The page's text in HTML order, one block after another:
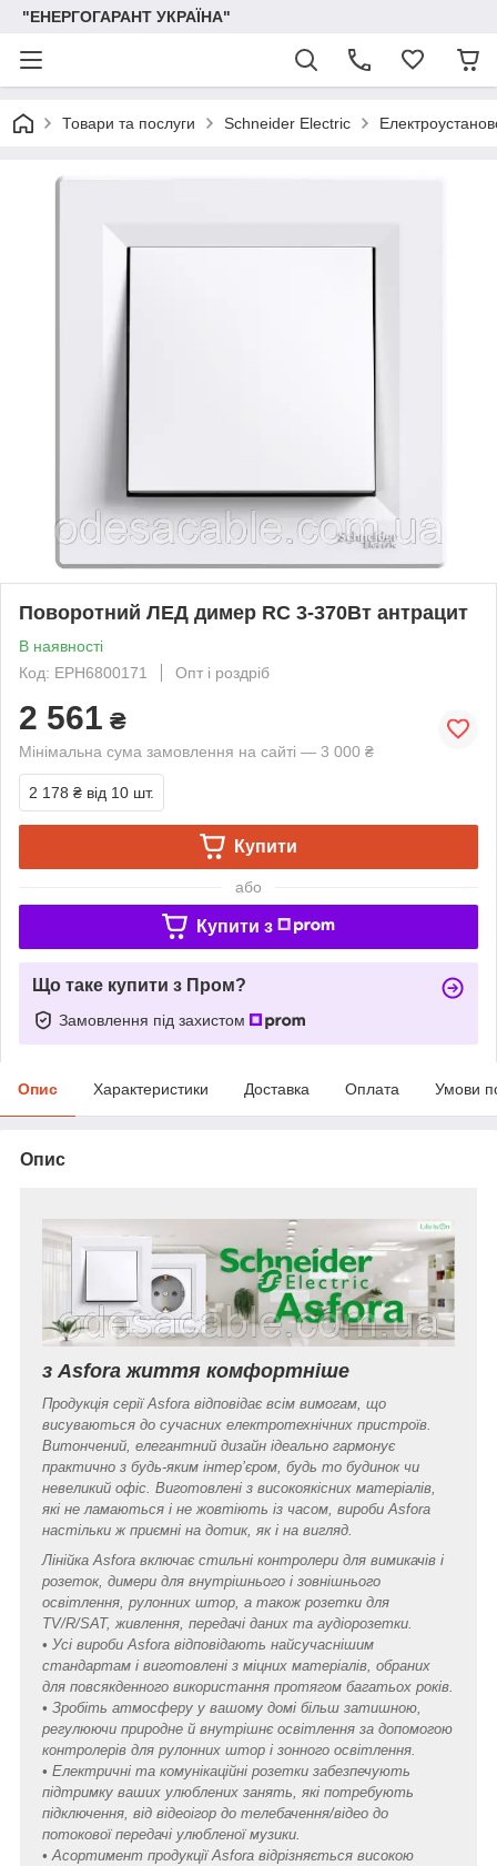
"ЕНЕРГОГАРАНТ УКРАЇНА"
Товари та послуги Schneider Electric
Поворотний ЛЕД димер RC 3-370Вт антрацит
В наявності
Код: EPH6800171
Опт і роздріб
2 561 ₴
Мінімальна сума замовлення на сайті — 3 000 ₴
2 178 ₴ від 10 шт.
Купити
або
Купити з
Що таке купити з Пром?
Замовлення під захистом
Опис Характеристики Доставка Оплата Умови
Опис
з Asfora життя комфортніше
Продукція серії Asfora відповідає всім вимогам, що
висуваються до сучасних електротехнічних пристроїв.
Витончений, елегантний дизайн ідеально гармонує
практично з будь-яким інтер’єром, будь то будинок чи
невеликий офіс. Виготовлені з високоякісних матеріалів,
які не ламаються і не жовтіють із часом, вироби Asfora
настільки ж приємні на дотик, як і на вигляд.
Лінійка Asfora включає стильні контролери для вимикачів і
розеток, димери для внутрішнього і зовнішнього
освітлення, рулонних штор, а також розетки для
TV/R/SAT, живлення, передачі даних та аудіорозетки.
• Усі вироби Asfora відповідають найсучаснішим
стандартам і виготовлені з міцних матеріалів, обраних
для повсякденного використання протягом багатьох років.
• Зробіть атмосферу у вашому домі більш затишною,
регулюючи природне й внутрішнє освітлення за допомогою
контролерів для рулонних штор і зонного освітлення.
• Електричні та комунікаційні розетки забезпечують
підтримку ваших улюблених занять, які потребують
підключення, від відеоігор до телебачення/відео до
потокової передачі улюбленої музики.
• Асортимент продукції Asfora відрізняється високою